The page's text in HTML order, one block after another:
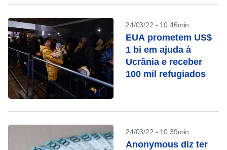
24/03/22 - 10:46min
EUA prometem US$
1 bi em ajuda à
Ucrânia e receber
100 mil refugiados
24/03/22 - 10:39min
Anonymous diz ter